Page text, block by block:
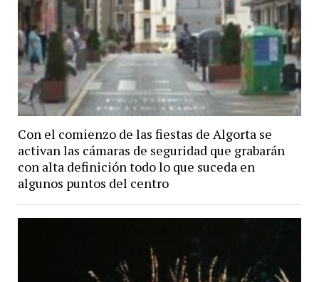
Con el comienzo de las fiestas de Algorta se
activan las cámaras de seguridad que grabarán
con alta definición todo lo que suceda en
algunos puntos del centro